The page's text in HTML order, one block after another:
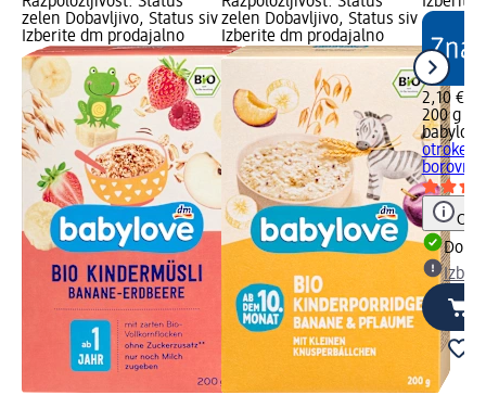
zelen Dobavljivo, Status siv
Izberite dm prodajalno
zelen Dobavljivo, Status siv
Izberite dm prodajalno
2,10 €
200 g
babylove
otroke z